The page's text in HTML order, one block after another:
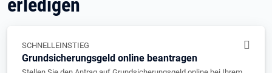
erledigen
SCHNELLEINSTIEG
Grundsicherungsgeld online beantragen